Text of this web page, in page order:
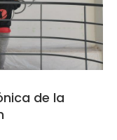
de la